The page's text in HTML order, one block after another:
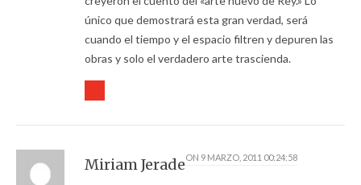
único que demostrará esta gran verdad, será
cuando el tiempo y el espacio filtren y depuren las
obras y solo el verdadero arte trascienda.
Miriam JeradeON 9 MARZO, 2011 00:24:58